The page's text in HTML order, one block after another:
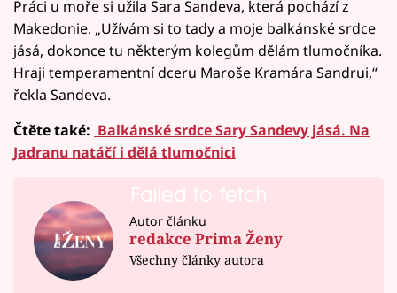
Práci u moře si užila Sara Sandeva, která pochází z
Makedonie. „Užívám si to tady a moje balkánské srdce
jásá, dokonce tu některým kolegům dělám tlumočníka.
Hraji temperamentní dceru Maroše Kramára Sandrui,“
řekla Sandeva.
Čtěte také: Balkánské srdce Sary Sandevy jásá. Na
Jadranu natáčí i dělá tlumočnici
Failed to fetch
Autor článku
redakce Prima Ženy
Všechny články autora